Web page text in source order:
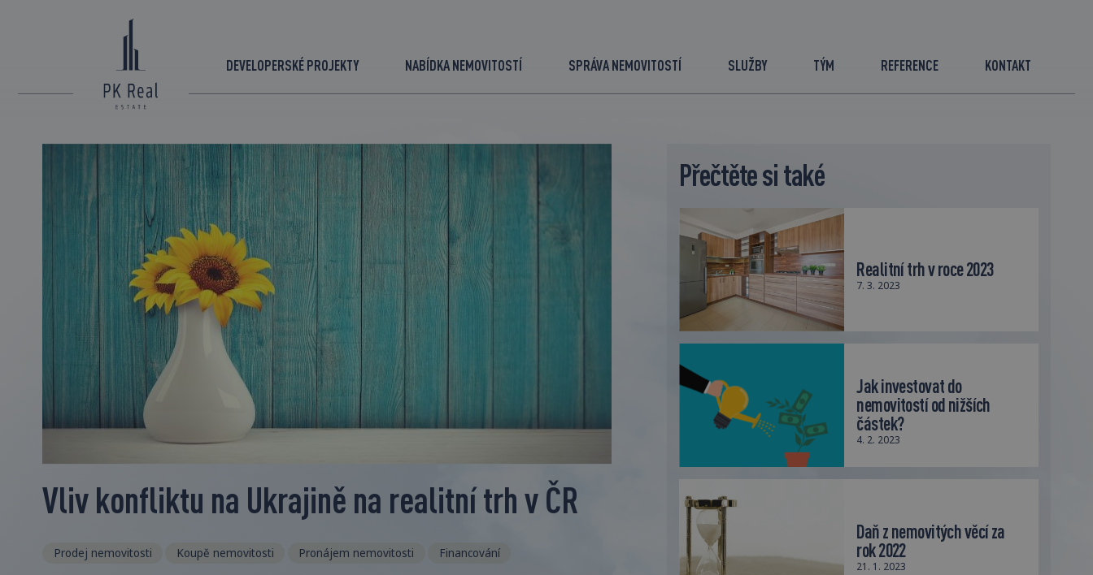
DEVELOPERSKÉ PROJEKTY NABÍDKA NEMOVITOSTÍ SPRÁVA NEMOVITOSTÍ SLUŽBY TÝM REFERENCE KONTAKT
Vliv konfliktu na Ukrajině na realitní trh v ČR
Prodej nemovitosti Koupě nemovitosti Pronájem nemovitosti Financování
Přečtěte si také
Realitní trh v roce 2023
7. 3. 2023
Jak investovat do
nemovitostí od nižších
částek?
4. 2. 2023
Daň z nemovitých věcí za
rok 2022
21. 1. 2023